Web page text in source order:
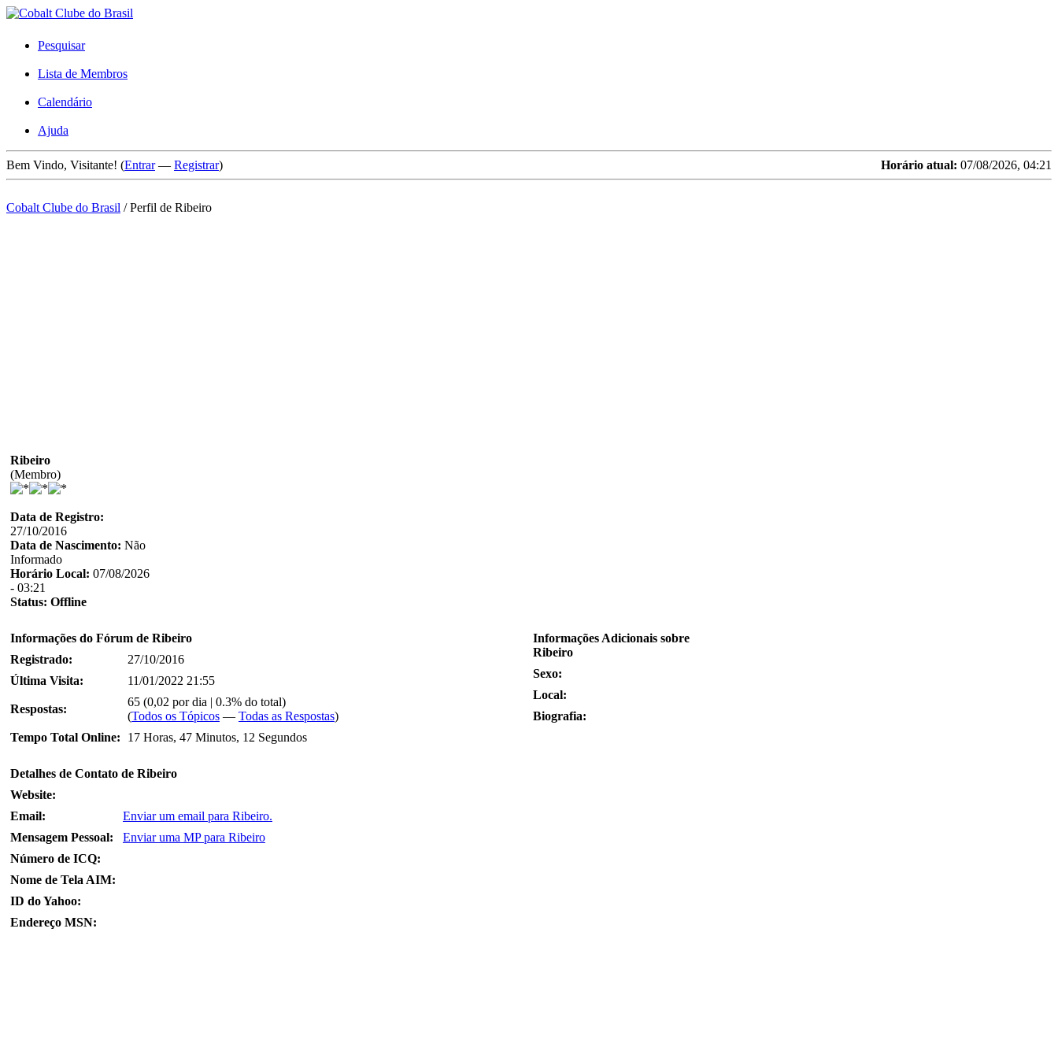
Pesquisar
Lista de Membros
Calendário
Ajuda
Horário atual: 07/08/2026, 04:21
Bem Vindo, Visitante! (Entrar— Registrar)
Cobalt Clube do Brasil /Perfil de Ribeiro
Ribeiro
(Membro)
Data de Registro:
27/10/2016
Data de Nascimento: Não
Informado
Horário Local: 07/08/2026
- 03:21
Status: Offline
Informações do Fórum de Ribeiro
Registrado:
27/10/2016
Última Visita:
11/01/2022 21:55
Respostas:
65 (0,02 por dia | 0.3% do total)
(Todos os Tópicos — Todas as Respostas)
Tempo Total Online:
17 Horas, 47 Minutos, 12 Segundos
Detalhes de Contato de Ribeiro
Website:
Email:
Enviar um email para Ribeiro.
Mensagem Pessoal:
Enviar uma MP para Ribeiro
Número de ICQ:
Nome de Tela AIM:
ID do Yahoo:
Endereço MSN:
Informações Adicionais sobre
Ribeiro
Sexo:
Local:
Biografia: